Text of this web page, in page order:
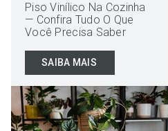
Piso Vinílico Na Cozinha
— Confira Tudo O Que
Você Precisa Saber
SAIBA MAIS